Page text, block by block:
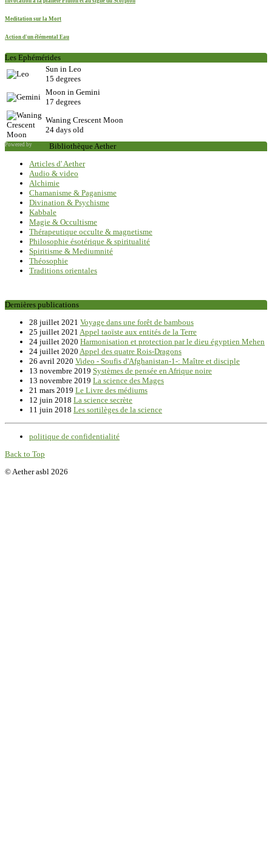
Meditation sur la Mort
Action d'un élémental Eau
Les Ephémérides
Sun in Leo
15 degrees
Moon in Gemini
17 degrees
Waning Crescent Moon
24 days old
Powered by
Bibliothèque Aether
Articles d' Aether
Audio & video
Alchimie
Chamanisme & Paganisme
Divination & Psychisme
Kabbale
Magie & Occultisme
Thérapeutique occulte & magnetisme
Philosophie ésotérique & spiritualité
Spiritisme & Mediumnité
Théosophie
Traditions orientales
Dernières publications
28 juillet 2021 Voyage dans une forêt de bambous
25 juillet 2021 Appel taoïste aux entités de la Terre
24 juillet 2020 Harmonisation et protection par le dieu égyptien Mehen
24 juillet 2020 Appel des quatre Rois-Dragons
26 avril 2020 Video - Soufis d'Afghanistan-1-: Maître et disciple
13 novembre 2019 Systèmes de pensée en Afrique noire
13 novembre 2019 La science des Mages
21 mars 2019 Le Livre des médiums
12 juin 2018 La science secrète
11 juin 2018 Les sortilèges de la science
politique de confidentialité
Back to Top
© Aether asbl 2026